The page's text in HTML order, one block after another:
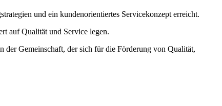
und ein kundenorientiertes Servicekonzept erreicht.
auf Qualität und Service legen.
der Gemeinschaft, der sich für die Förderung von Qualität,